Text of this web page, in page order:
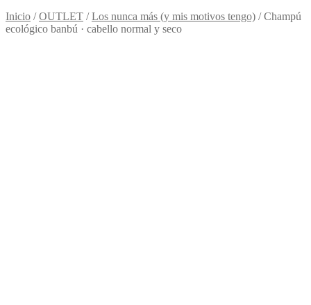
Inicio /OUTLET /Los nunca más (y mis motivos tengo) /Champú
ecológico banbú · cabello normal y seco